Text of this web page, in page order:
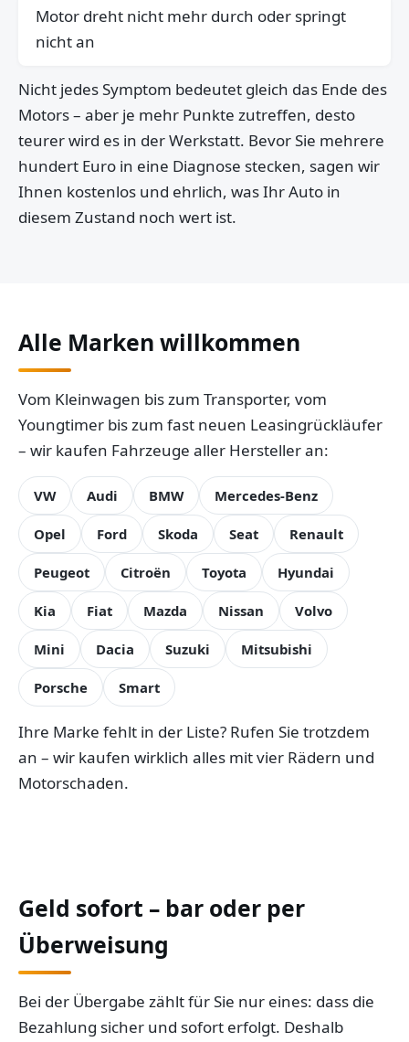
Motor dreht nicht mehr durch oder springt
nicht an
Nicht jedes Symptom bedeutet gleich das Ende des
Motors – aber je mehr Punkte zutreffen, desto
teurer wird es in der Werkstatt. Bevor Sie mehrere
hundert Euro in eine Diagnose stecken, sagen wir
Ihnen kostenlos und ehrlich, was Ihr Auto in
diesem Zustand noch wert ist.
Alle Marken willkommen
Vom Kleinwagen bis zum Transporter, vom
Youngtimer bis zum fast neuen Leasingrückläufer
– wir kaufen Fahrzeuge aller Hersteller an:
VW Audi BMW Mercedes-Benz
Opel Ford Skoda Seat Renault
Peugeot Citroën Toyota Hyundai
Kia Fiat Mazda Nissan Volvo
Mini Dacia Suzuki Mitsubishi
Porsche Smart
Ihre Marke fehlt in der Liste? Rufen Sie trotzdem
an – wir kaufen wirklich alles mit vier Rädern und
Motorschaden.
Geld sofort – bar oder per
Überweisung
Bei der Übergabe zählt für Sie nur eines: dass die
Bezahlung sicher und sofort erfolgt. Deshalb